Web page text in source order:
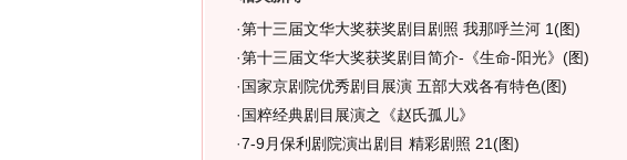
·第十三届文华大奖获奖剧目剧照 我那呼兰河 1(图)
·第十三届文华大奖获奖剧目简介-《生命-阳光》(图)
· 国家京剧院优秀剧目展演 五部大戏各有特色(图)
· 国粹经典剧目展演之《赵氏孤儿》
·7-9月保利剧院演出剧目 精彩剧照 21(图)